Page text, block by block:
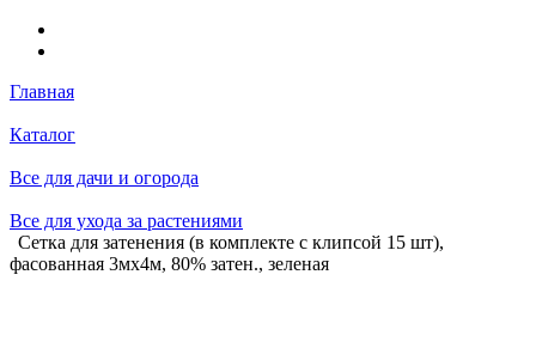
Главная
Каталог
Все для дачи и огорода
Все для ухода за растениями
Сетка для затенения (в комплекте с клипсой 15 шт),
фасованная 3мх4м, 80% затен., зеленая